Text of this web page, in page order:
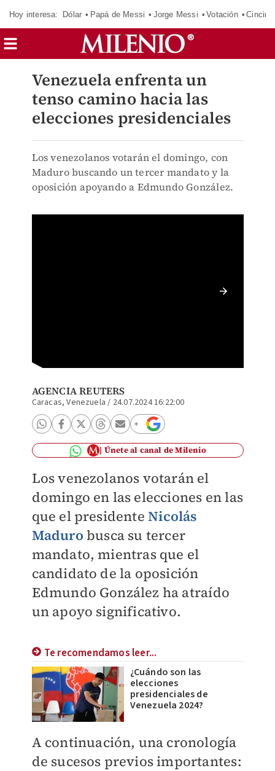
Hoy interesa: Dólar Papá de Messi Jorge Messi Votación
Venezuela enfrenta un
tenso camino hacia las
elecciones presidenciales
Los venezolanos votarán el domingo, con
Maduro buscando un tercer mandato y la
oposición apoyando a Edmundo González.
AGENCIA REUTERS
Caracas, Venezuela / 24.07.2024 16:22:00
Únete al canal de Milenio
Los venezolanos votarán el
domingo en las elecciones en las
que el presidenteNicolás
Maduro busca su tercer
mandato, mientras que el
candidato de la oposición
Edmundo González ha atraído
un apoyo significativo.
Te recomendamos leer...
¿Cuándo son las
elecciones
presidenciales de
Venezuela 2024?
A continuación, una cronología
de sucesos previos importantes: